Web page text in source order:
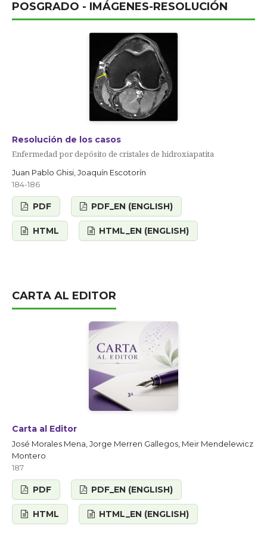
POSGRADO - IMÁGENES-RESOLUCIÓN
Resolución de los casos
Enfermedad por depósito de cristales de hidroxiapatita
Juan Pablo Ghisi, Joaquín Escotorín
184-186
PDF PDF_EN (ENGLISH)
HTML HTML_EN (ENGLISH)
CARTA AL EDITOR
Carta al Editor
José Morales Mena, Jorge Merren Gallegos, Meir Mendelewicz
Montero
187
PDF PDF_EN (ENGLISH)
HTML HTML_EN (ENGLISH)